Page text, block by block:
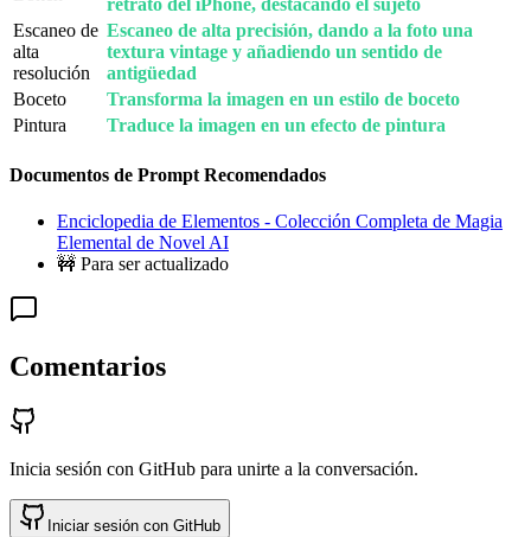
Escaneo de
alta
resolución
Escaneo de alta precisión, dando a la foto una
textura vintage y añadiendo un sentido de
antigüedad
Boceto
Transforma la imagen en un estilo de boceto
Pintura
Traduce la imagen en un efecto de pintura
Documentos de Prompt Recomendados
Enciclopedia de Elementos - Colección Completa de Magia
Elemental de Novel AI
🚧 Para ser actualizado
Comentarios
Inicia sesión con GitHub para unirte a la conversación.
Iniciar sesión con GitHub